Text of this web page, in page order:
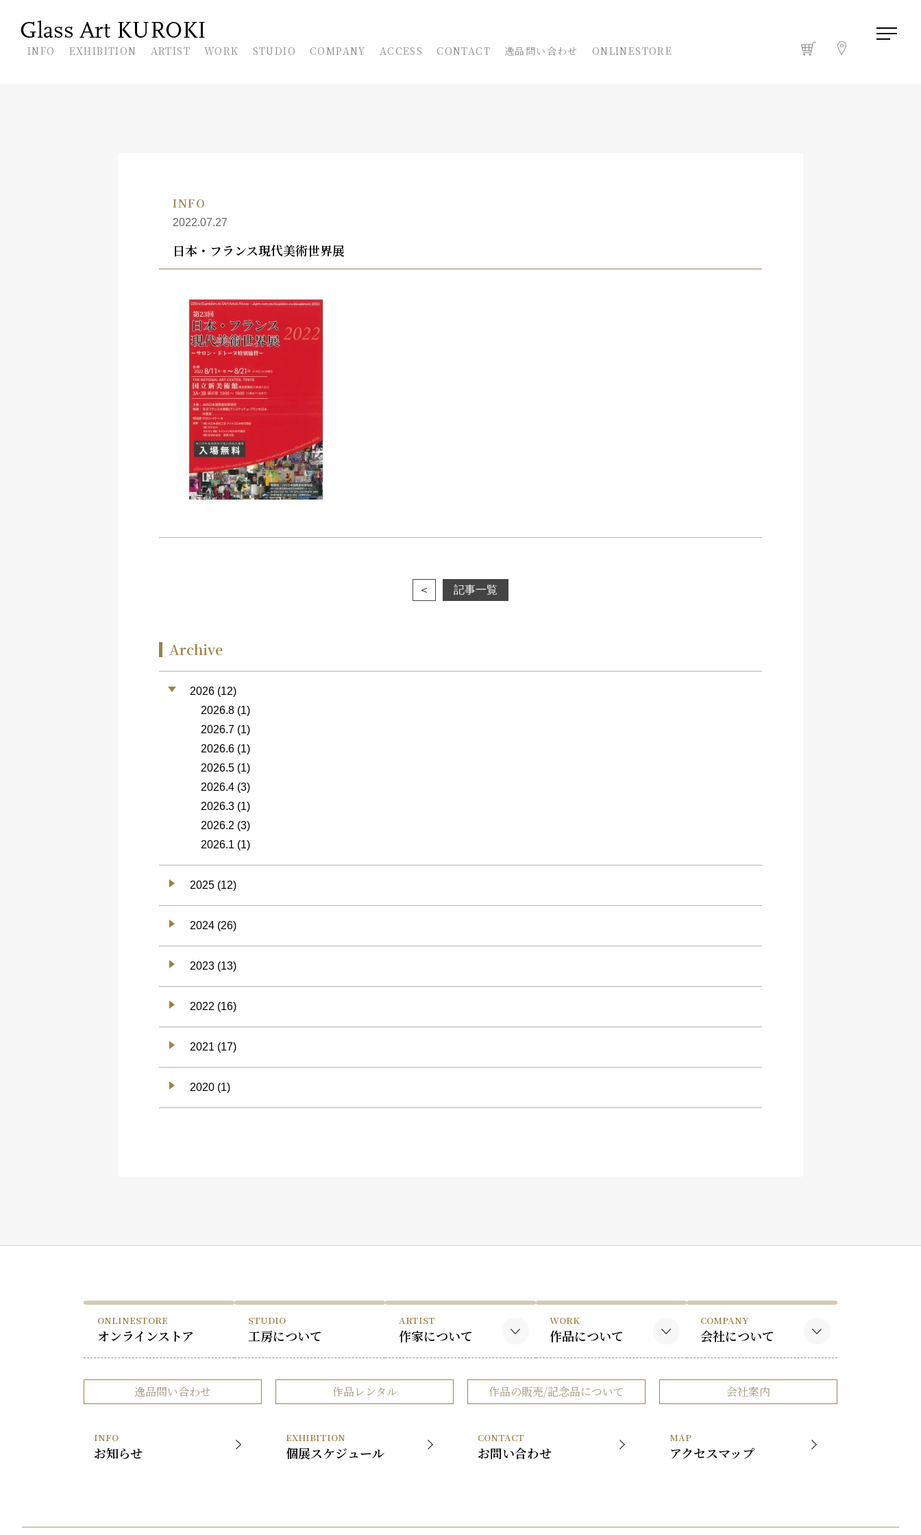
INFO EXHIBITION ARTIST WORK STUDIO COMPANY ACCESS CONTACT 逸品問い合わせ ONLINESTORE
INFO
2022.07.27
日本・フランス現代美術世界展
＜ 記事一覧
Archive
2026 (12)
2026.8 (1)
2026.7 (1)
2026.6 (1)
2026.5 (1)
2026.4 (3)
2026.3 (1)
2026.2 (3)
2026.1 (1)
2025 (12)
2024 (26)
2023 (13)
2022 (16)
2021 (17)
2020 (1)
ONLINESTORE
オンラインストア
STUDIO
工房について
ARTIST
作家について
黒木国昭について
谷口榮について
受賞歴
WORK
作品について
黒木国昭の作品
谷口榮の作品
COMPANY
会社について
会社概要
事業内容
展覧会
逸品問い合わせ 作品レンタル 作品の販売/記念品について 会社案内
INFO
お知らせ
EXHIBITION
個展スケジュール
CONTACT
お問い合わせ
MAP
アクセスマップ